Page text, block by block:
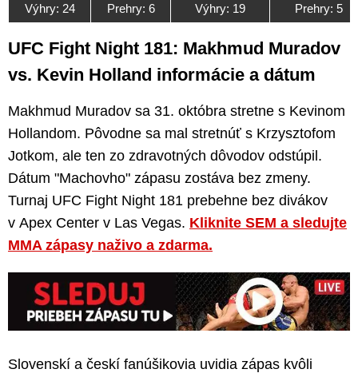
Výhry: 24 Prehry: 6 Výhry: 19 Prehry: 5
UFC Fight Night 181: Makhmud Muradov
vs. Kevin Holland informácie a dátum
Makhmud Muradov sa 31. októbra stretne s Kevinom
Hollandom. Pôvodne sa mal stretnúť s Krzysztofom
Jotkom, ale ten zo zdravotných dôvodov odstúpil.
Dátum "Machovho" zápasu zostáva bez zmeny.
Turnaj UFC Fight Night 181 prebehne bez divákov
v Apex Center v Las Vegas. Kliknite SEM a sledujte
MMA zápasy naživo a zdarma.
Slovenskí a českí fanúšikovia uvidia zápas kvôli